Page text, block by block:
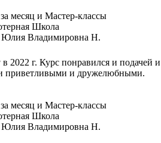
месяц и Мастер-классы
Школа
Юлия Владимировна Н.
г. Курс понравился и подачей
приветливыми и дружелюбными.
месяц и Мастер-классы
Школа
Юлия Владимировна Н.